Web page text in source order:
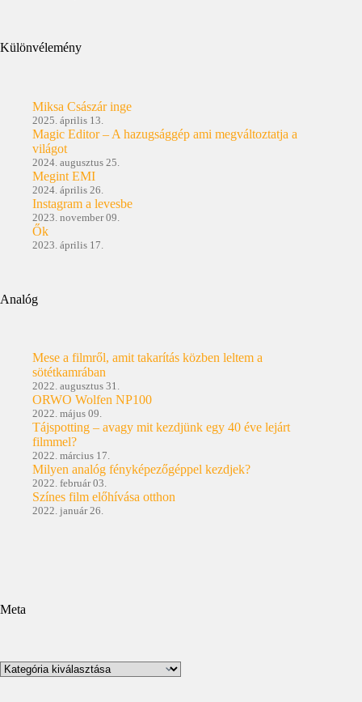
Különvélemény
Miksa Császár inge
2025. április 13.
Magic Editor – A hazugsággép ami megváltoztatja a
világot
2024. augusztus 25.
Megint EMI
2024. április 26.
Instagram a levesbe
2023. november 09.
Ők
2023. április 17.
Analóg
Mese a filmről, amit takarítás közben leltem a
sötétkamrában
2022. augusztus 31.
ORWO Wolfen NP100
2022. május 09.
Tájspotting – avagy mit kezdjünk egy 40 éve lejárt
filmmel?
2022. március 17.
Milyen analóg fényképezőgéppel kezdjek?
2022. február 03.
Színes film előhívása otthon
2022. január 26.
Meta
Kategóriák